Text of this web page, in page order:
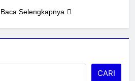
Baca Selengkapnya
CARI